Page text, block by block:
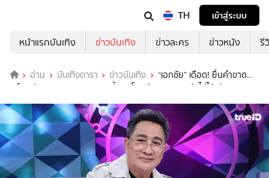
TH
เข้าสู่ระบบ
หน้าแรกบันเทิง
ข่าวบันเทิง ข่าวละคร ข่าวหนัง รี
อ่าน บันเทิงดารา ข่าวบันเทิง
“เอกชัย” เดือด! ยื่นคำขาด
“แน็ก” ด้าน “นาย เดอะคอมเมเดี้ยน” โพสต์ตามหา ติดต่อไม่ได้แล้ว